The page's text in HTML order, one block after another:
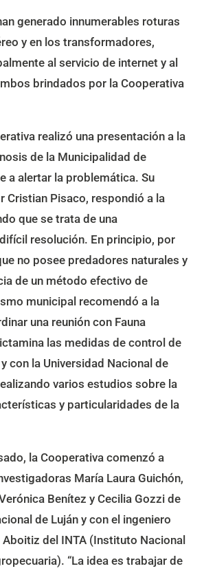
generado innumerables roturas
y en los transformadores,
al servicio de internet y al
brindados por la Cooperativa
realizó una presentación a la
de la Municipalidad de
a alertar la problemática. Su
Cristian Pisaco, respondió a la
que se trata de una
resolución. En principio, por
no posee predadores naturales y
de un método efectivo de
municipal recomendó a la
una reunión con Fauna
las medidas de control de
con la Universidad Nacional de
varios estudios sobre la
y particularidades de la
la Cooperativa comenzó a
María Laura Guichón,
Benítez y Cecilia Gozzi de
de Luján y con el ingeniero
del INTA (Instituto Nacional
“La idea es trabajar de